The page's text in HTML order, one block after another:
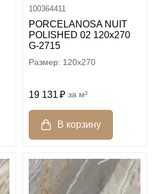
100364411
PORCELANOSA NUIT
POLISHED 02 120х270
G-2715
120x270
19 131 м²